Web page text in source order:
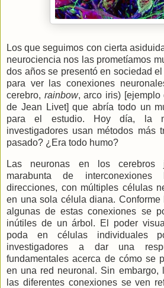
Los que seguimos con cierta
neurociencia nos las prometíamos
dos años se presentó en sociedad
para ver las conexiones
cerebro, rainbow, arco iris) [ejemplo
de Jean Livet] que abría todo un
para el estudio. Hoy día, la
investigadores usan métodos más
pasado? ¿Era todo humo?
Las neuronas en los cerebros
marabunta de
direcciones, con múltiples células
en una sola célula diana. Conforme
algunas de estas conexiones se
inútiles de un árbol. El poder
poda en células individuales
investigadores a dar una
fundamentales acerca de cómo se
en una red neuronal. Sin embargo,
las diferentes conexiones se ven